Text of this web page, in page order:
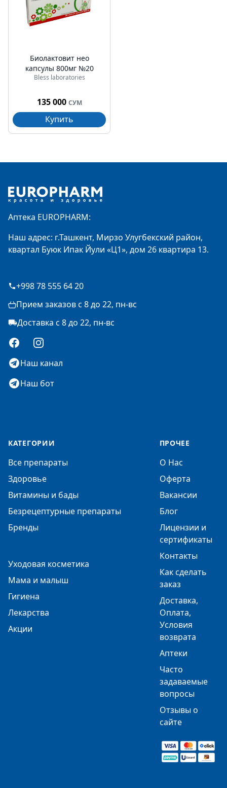
Биолактовит нео
капсулы 800мг №20
Bless laboratories
135 000 СУМ
Купить
Аптека EUROPHARM:
Наш адрес: г.Ташкент, Мирзо Улугбекский район,
квартал Буюк Ипак Йули «Ц1», дом 26 квартира 13.
+998 78 555 64 20
Прием заказов с 8 до 22, пн-вс
Доставка с 8 до 22, пн-вс
FacebookInstagram
Наш канал
Наш бот
КАТЕГОРИИ
Все препараты
Здоровье
Витамины и бады
Безрецептурные препараты
Бренды
Уходовая косметика
Мама и малыш
Гигиена
Лекарства
Акции
ПРОЧЕЕ
О Нас
Оферта
Вакансии
Блог
Лицензии и
сертификаты
Контакты
Как сделать
заказ
Доставка,
Оплата,
Условия
возврата
Аптеки
Часто
задаваемые
вопросы
Отзывы о
сайте